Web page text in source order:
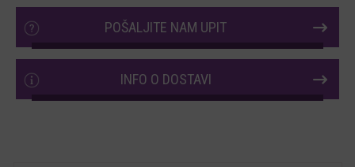
POŠALJITE NAM UPIT
INFO O DOSTAVI